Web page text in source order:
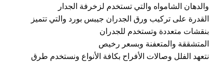
والدهان الشامواه والتي تستخدم لزخرفة الجدار
القدرة على تركيب ورق الجدران جيبس بورد والتي تتميز
بنقشات متعددة وتستخدم للجدران
المتشققة والمتعفنة وبسعر رخيص
نتعهد الفلل وصالات الأفراح بكافة الأنواع ونستخدم طرق